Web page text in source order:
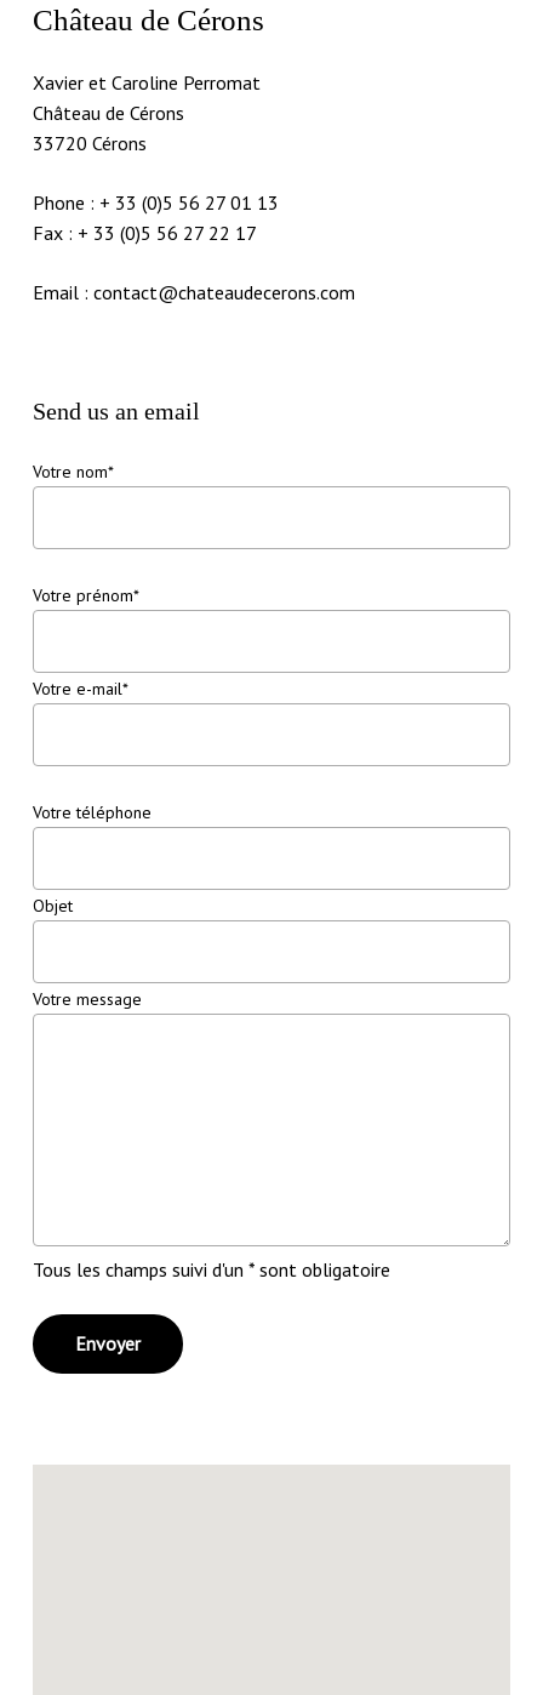
Château de Cérons
Xavier et Caroline Perromat
Château de Cérons
33720 Cérons
Phone : + 33 (0)5 56 27 01 13
Fax : + 33 (0)5 56 27 22 17
Email : contact@chateaudecerons.com
Send us an email
Votre nom*
Votre prénom*
Votre e-mail*
Votre téléphone
Objet
Votre message
Tous les champs suivi d'un * sont obligatoire